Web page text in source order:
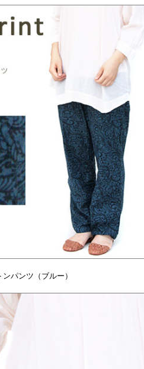
ばない薄手デ
ウチョ☆一本
利♪
1,404円
お買い物が楽しくなるコン
パクトエコバッグです!
パンツ（ブルー）